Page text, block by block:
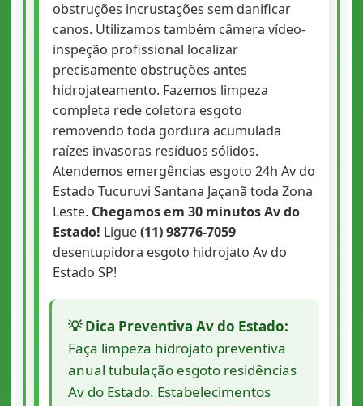
obstruções incrustações sem danificar
canos. Utilizamos também câmera vídeo-
inspeção profissional localizar
precisamente obstruções antes
hidrojateamento. Fazemos limpeza
completa rede coletora esgoto
removendo toda gordura acumulada
raízes invasoras resíduos sólidos.
Atendemos emergências esgoto 24h Av do
Estado Tucuruvi Santana Jaçanã toda Zona
Leste. Chegamos em 30 minutos Av do
Estado! Ligue(11) 98776-7059
desentupidora esgoto hidrojato Av do
Estado SP!
💡 Dica Preventiva Av do Estado:
Faça limpeza hidrojato preventiva
anual tubulação esgoto residências
Av do Estado. Estabelecimentos